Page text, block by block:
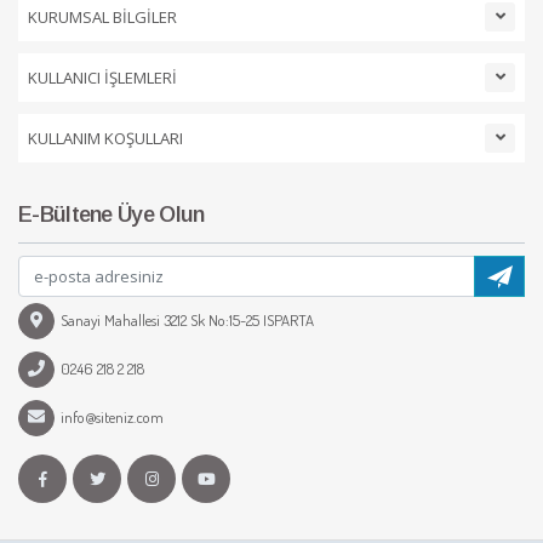
KURUMSAL BİLGİLER
KULLANICI İŞLEMLERİ
KULLANIM KOŞULLARI
E-Bültene Üye Olun
Sanayi Mahallesi 3212 Sk No:15-25 ISPARTA
0246 218 2 218
info@siteniz.com